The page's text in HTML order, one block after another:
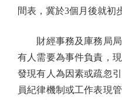
間表，冀於3個月後就初
財經事務及庫務局局
有人需要為事件負責，
發現有人為因素或疏忽
員紀律機制或工作表現